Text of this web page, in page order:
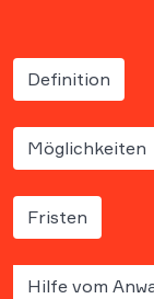
Definition
Möglichkeiten
Fristen
Hilfe vom